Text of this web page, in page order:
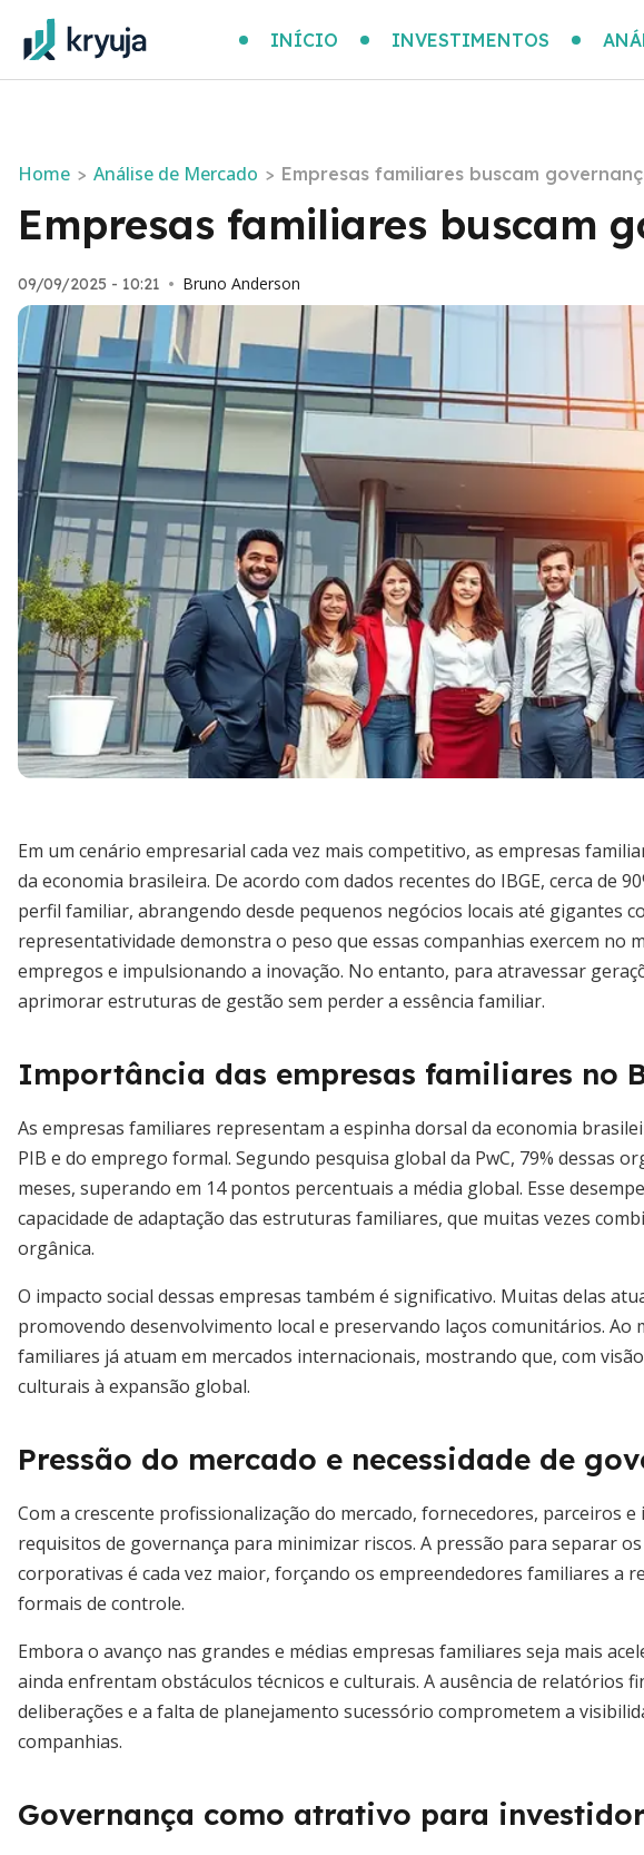
INÍCIO INVESTIMENTOS
Home > Análise de Mercado > Empresas familiares buscam
Empresas familiares buscam
09/09/2025 - 10:21 • Bruno Anderson
Em um cenário empresarial cada vez mais competitivo, as empresas
da economia brasileira. De acordo com dados recentes do IBGE, cerca de
perfil familiar, abrangendo desde pequenos negócios locais até gigantes
representatividade demonstra o peso que essas companhias exercem no
empregos e impulsionando a inovação. No entanto, para atravessar
aprimorar estruturas de gestão sem perder a essência familiar.
Importância das empresas familiares no
As empresas familiares representam a espinha dorsal da economia
PIB e do emprego formal. Segundo pesquisa global da PwC, 79% dessas
meses, superando em 14 pontos percentuais a média global. Esse
capacidade de adaptação das estruturas familiares, que muitas vezes
orgânica.
O impacto social dessas empresas também é significativo. Muitas delas
promovendo desenvolvimento local e preservando laços comunitários. Ao
familiares já atuam em mercados internacionais, mostrando que, com
culturais à expansão global.
Pressão do mercado e necessidade de
Com a crescente profissionalização do mercado, fornecedores, parceiros
requisitos de governança para minimizar riscos. A pressão para separar
corporativas é cada vez maior, forçando os empreendedores familiares a
formais de controle.
Embora o avanço nas grandes e médias empresas familiares seja mais
ainda enfrentam obstáculos técnicos e culturais. A ausência de relatórios
deliberações e a falta de planejamento sucessório comprometem a
companhias.
Governança como atrativo para